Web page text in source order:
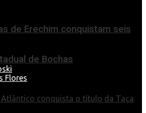
de Erechim conquistam seis
de Bochas
Flores